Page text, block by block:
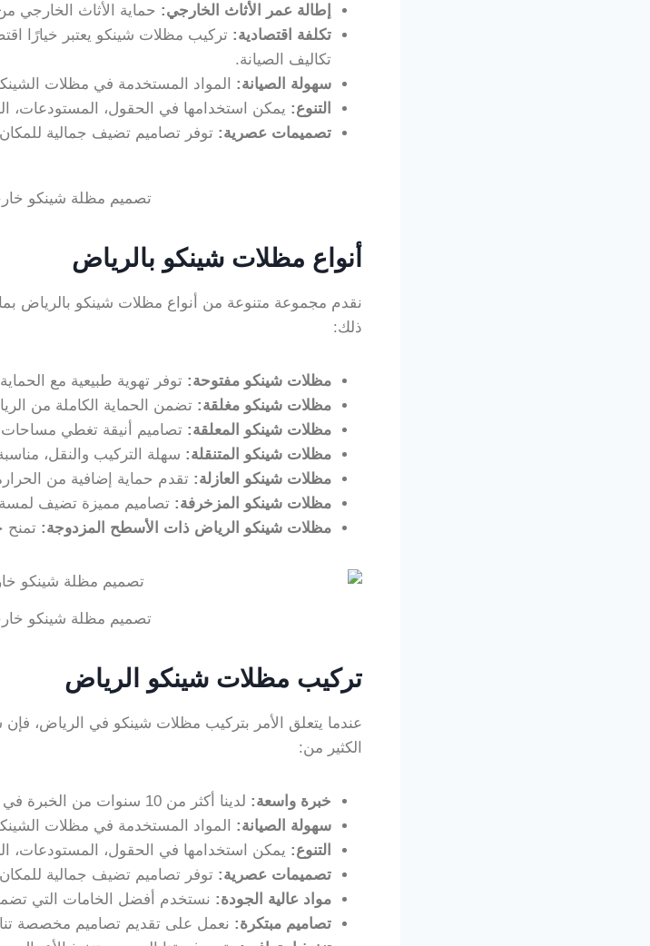
إطالة عمر الأثاث الخارجي: حماية الأثاث الخارجي
تكلفة اقتصادية: تركيب مظلات شينكو يعتبر خيارًا
تكاليف الصيانة.
سهولة الصيانة: المواد المستخدمة في مظلات
التنوع: يمكن استخدامها في الحقول، المستودعات،
تصميمات عصرية: توفر تصاميم تضيف جمالية
تصميم مظلة شينكو
أنواع مظلات شينكو بالرياض
نقدم مجموعة متنوعة من أنواع مظلات شينكو بالرياض بما
ذلك:
مظلات شينكو مفتوحة: توفر تهوية طبيعية مع
مظلات شينكو مغلقة: تضمن الحماية الكاملة من
مظلات شينكو المعلقة: تصاميم أنيقة تغطي
مظلات شينكو المتنقلة: سهلة التركيب والنقل،
مظلات شينكو العازلة: تقدم حماية إضافية من
مظلات شينكو المزخرفة: تصاميم مميزة تضيف لمسة
مظلات شينكو الرياض ذات الأسطح المزدوجة: تمنح
تصميم مظلة شينكو
تركيب مظلات شينكو الرياض
عندما يتعلق الأمر بتركيب مظلات شينكو في الرياض، فإن
الكثير من:
خبرة واسعة: لدينا أكثر من 10 سنوات من الخبرة في هذا المجال.
سهولة الصيانة: المواد المستخدمة في مظلات
التنوع: يمكن استخدامها في الحقول، المستودعات،
تصميمات عصرية: توفر تصاميم تضيف جمالية
مواد عالية الجودة: نستخدم أفضل الخامات التي
تصاميم مبتكرة: نعمل على تقديم تصاميم مخصصة